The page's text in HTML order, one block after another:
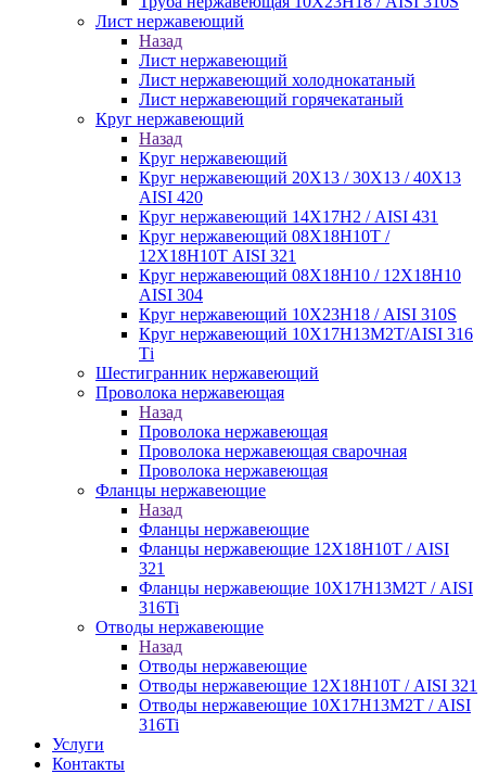
Лист нержавеющий
Назад
Лист нержавеющий
Лист нержавеющий холоднокатаный
Лист нержавеющий горячекатаный
Круг нержавеющий
Назад
Круг нержавеющий
Круг нержавеющий 20Х13 / 30Х13 / 40Х13
AISI 420
Круг нержавеющий 14Х17Н2 / AISI 431
Круг нержавеющий 08Х18Н10Т /
12Х18Н10Т AISI 321
Круг нержавеющий 08Х18Н10 / 12Х18Н10
AISI 304
Круг нержавеющий 10Х23Н18 / AISI 310S
Круг нержавеющий 10Х17Н13М2Т/AISI 316
Тi
Шестигранник нержавеющий
Проволока нержавеющая
Назад
Проволока нержавеющая
Проволока нержавеющая сварочная
Проволока нержавеющая
Фланцы нержавеющие
Назад
Фланцы нержавеющие
Фланцы нержавеющие 12Х18Н10Т / AISI
321
Фланцы нержавеющие 10Х17Н13М2Т / AISI
316Ti
Отводы нержавеющие
Назад
Отводы нержавеющие
Отводы нержавеющие 12Х18Н10Т / AISI 321
Отводы нержавеющие 10Х17Н13М2Т / AISI
316Ti
Услуги
Контакты